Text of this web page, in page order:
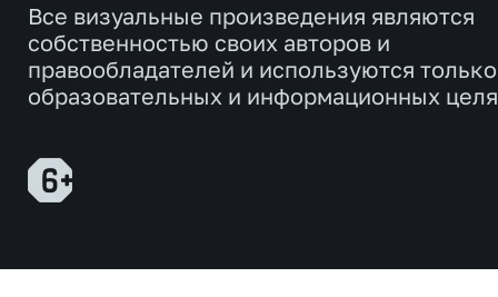
Все визуальные произведения являются
собственностью своих авторов и
правообладателей и используются
образовательных и информационных